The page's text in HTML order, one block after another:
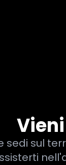
sedi sul